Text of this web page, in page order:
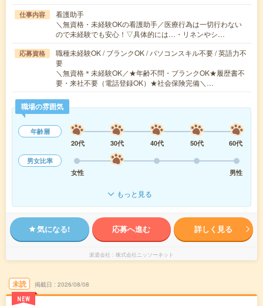
仕事内容
看護助手
＼無資格・未経験OKの看護助手／医療行為は一切行わない
ので未経験でも安心！▽具体的には…・リネンやシ…
応募資格
職種未経験OK / ブランクOK / パソコンスキル不要 / 英語力不
要
＼無資格＊未経験OK／★年齢不問・ブランクOK★履歴書不
要・来社不要（電話登録OK）★社会保険完備＼…
職場の雰囲気
年齢層
20代
30代 40代 50代
60代
男女比率
女性
男性
もっと見る
気になる! 応募へ進む 詳しく見る
派遣会社 株式会社ニッソーネット
未読
NEW
掲載日 2026/08/08